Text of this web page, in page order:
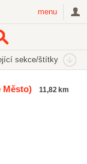
menu
sekce/štítky
Město) 11,82 km